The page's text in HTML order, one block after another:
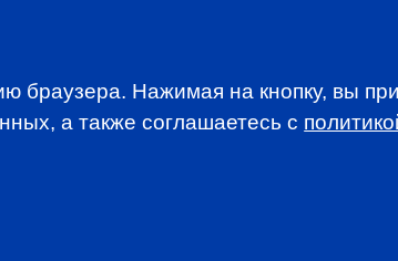
JOIN
Нажимая на кнопку, вы
а также соглашаетесь c